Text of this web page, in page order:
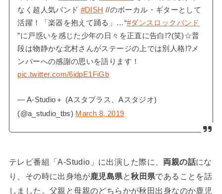
なく超人気バンド #DISH //のボーカル・ギターとして
活躍！「楽器を抱えて踊る」…“#ダンスロックバンド
”に戸惑いを感じた少年の日々を正直に告白!?(笑)☆普
段は物静かな北村さんがステージの上では別人格!?メ
ンバーへの感謝の思いを語ります！
pic.twitter.com/6idpE1FiGb
— A-Studio＋ (Aスタプラス、Aスタジオ)
(@a_studio_tbs) March 8, 2019
テレビ番組「A-Studio」に出演した際に、 両親の話にな
り、その時に出身地が鹿児島県と秋田県であることを話
しました。父親と母親のどちらかが秋田出身なのか鹿児